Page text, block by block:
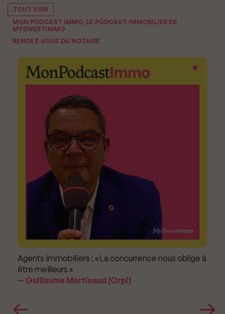
TOUT VOIR
MON PODCAST IMMO, LE PODCAST IMMOBILIER DE
MYSWEETIMMO
RENDEZ-VOUS DU NOTAIRE
Agents immobiliers : « La concurrence nous oblige à
être meilleurs »
Guillaume Martinaud (Orpi)